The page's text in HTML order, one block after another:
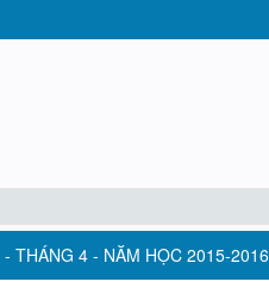
THÁNG 4 - NĂM HỌC 2015-2016